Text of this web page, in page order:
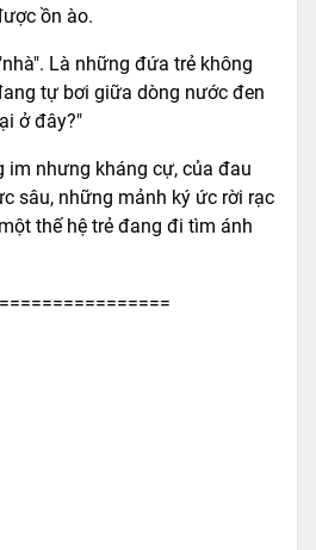
ồn ào.
Là những đứa trẻ không
tự bơi giữa dòng nước đen
ở đây?"
im nhưng kháng cự, của đau
sâu, những mảnh ký ức rời rạc
thế hệ trẻ đang đi tìm ánh